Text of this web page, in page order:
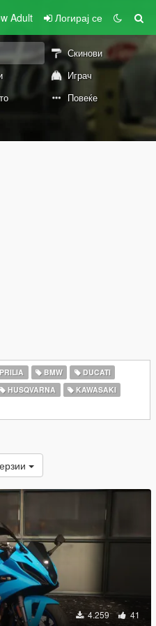
Adult Логирај се
Скинови
Играч
Повеќе
BMW
DUCATI
HUSQVARNA
KAWASAKI
4.259 41